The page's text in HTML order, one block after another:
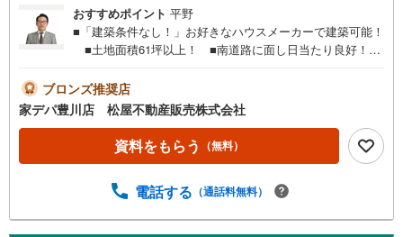
おすすめポイント 平野
■「建築条件なし！」お好きなハウスメーカーで建築可能！
■土地面積61坪以上！ ■南道路に面し日当たり良好！
好！●家デパ 松屋不動産販売 のつよみ●・豊橋市・豊川
市・知立市・浜松市の4店舗営業中！三河エリア・遠州エリ
アの物件ならおまかせください。新築戸建、中古戸建、中
古マンション、土地をお客様のご希望に合わせてご提案い
たします！・中古物件のリフォーム実績多数！中古物件を
ています。新築購入より低コストで、新築同様の快適なお
ブロンズ推奨店
家デパ豊川店 松屋不動産販売株式会社
資料をもらう （無料）
電話する （通話料無料）